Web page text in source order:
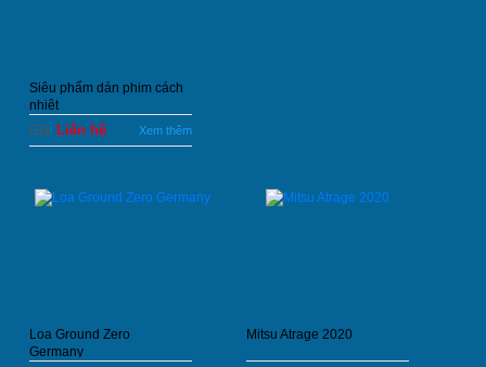
Siêu phẩm dán phim cách
nhiệt
Giá: Liên hệ Xem thêm
Loa Ground Zero
Germany
Mitsu Atrage 2020